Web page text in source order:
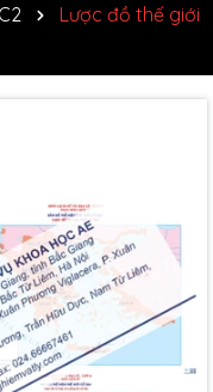
Lược đồ thế giới